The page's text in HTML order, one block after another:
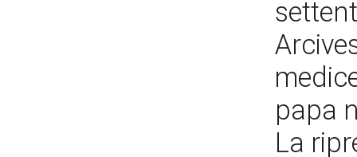
papa
La